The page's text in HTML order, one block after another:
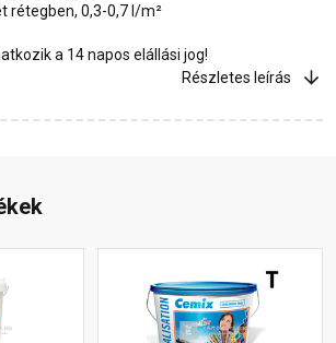
rétegben, 0,3-0,7 l/m²
a 14 napos elállási jog!
Részletes leírás